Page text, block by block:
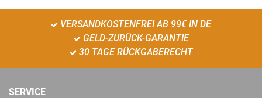
VERSANDKOSTENFREI AB 99€ IN DE
GELD-ZURÜCK-GARANTIE
30 TAGE RÜCKGABERECHT
SERVICE